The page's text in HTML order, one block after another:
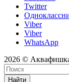
Twitter
Viber
Viber
WhatsApp
2026 ©
Найти